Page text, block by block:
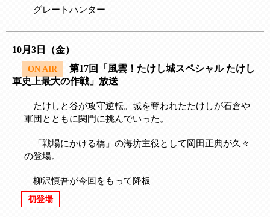
グレートハンター
10月3日（金）
ON AIR
第17回「風雲！たけし城スペシャル たけし
軍史上最大の作戦」放送
たけしと谷が攻守逆転。城を奪われたたけしが石倉や
軍団とともに関門に挑んでいった。
「戦場にかける橋」の海坊主役として岡田正典が久々
の登場。
柳沢慎吾が今回をもって降板
初登場